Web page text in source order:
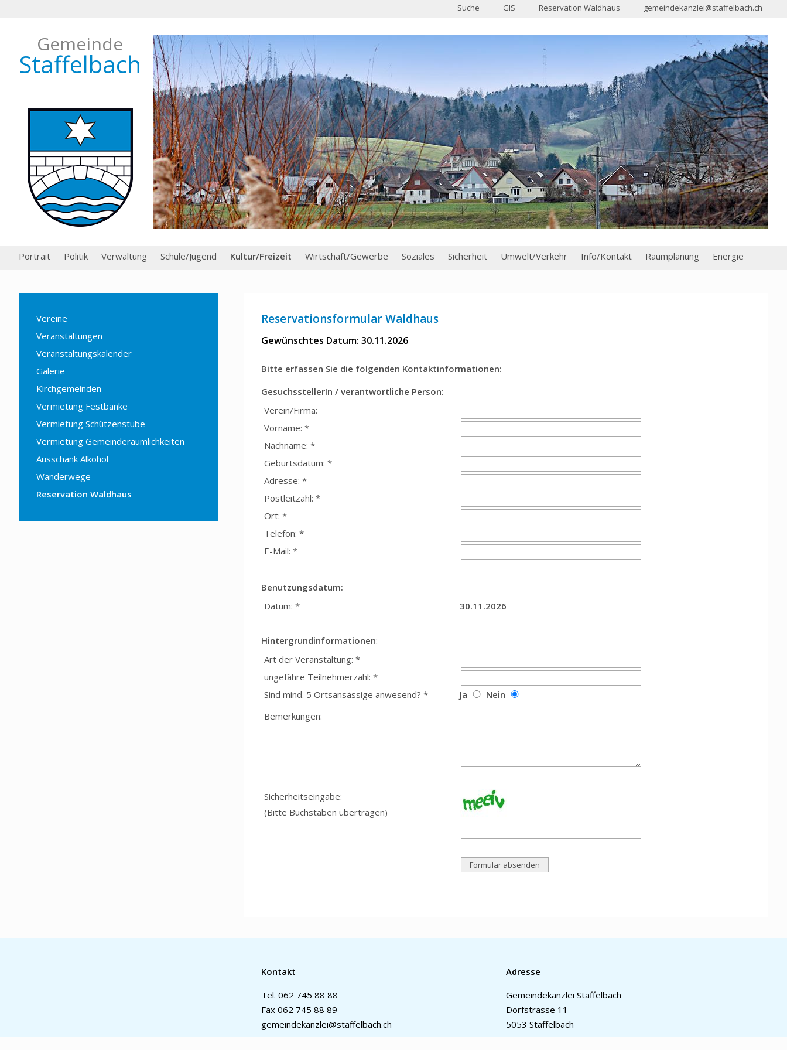
Suche GIS Reservation Waldhaus gemeindekanzlei@staffelbach.ch
Gemeinde
Staffelbach
Portrait Politik Verwaltung Schule/Jugend Kultur/Freizeit Wirtschaft/Gewerbe Soziales Sicherheit Umwelt/Verkehr Info/Kontakt Raumplanung Energie
Vereine
Veranstaltungen
Veranstaltungskalender
Galerie
Kirchgemeinden
Vermietung Festbänke
Vermietung Schützenstube
Vermietung Gemeinderäumlichkeiten
Ausschank Alkohol
Wanderwege
Reservation Waldhaus
Reservationsformular Waldhaus
Gewünschtes Datum: 30.11.2026
Bitte erfassen Sie die folgenden Kontaktinformationen:
GesuchsstellerIn / verantwortliche Person:
Verein/Firma:
Vorname: *
Nachname: *
Geburtsdatum: *
Adresse: *
Postleitzahl: *
Ort: *
Telefon: *
E-Mail: *
Benutzungsdatum:
Datum: *
30.11.2026
Hintergrundinformationen:
Art der Veranstaltung: *
ungefähre Teilnehmerzahl: *
Sind mind. 5 Ortsansässige anwesend? *
Ja
Nein
Bemerkungen:
Sicherheitseingabe:
(Bitte Buchstaben übertragen)
Kontakt
Tel. 062 745 88 88
Fax 062 745 88 89
gemeindekanzlei@staffelbach.ch
Adresse
Gemeindekanzlei Staffelbach
Dorfstrasse 11
5053 Staffelbach